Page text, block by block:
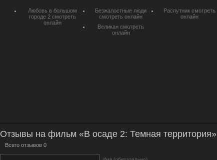
Любовь в большом
городе 2 смотреть
онлайн
Безжалостные люди
смотреть онлайн
Распутник смотреть
онлайн
Великан смотреть
онлайн
Отзывы на фильм «В осаде 2: Темная территория»
Всего отзывов 0